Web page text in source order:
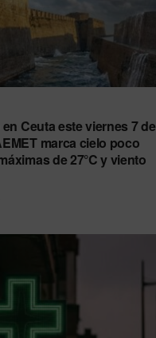
Ceuta este viernes 7 de
marca cielo poco
de 27°C y viento